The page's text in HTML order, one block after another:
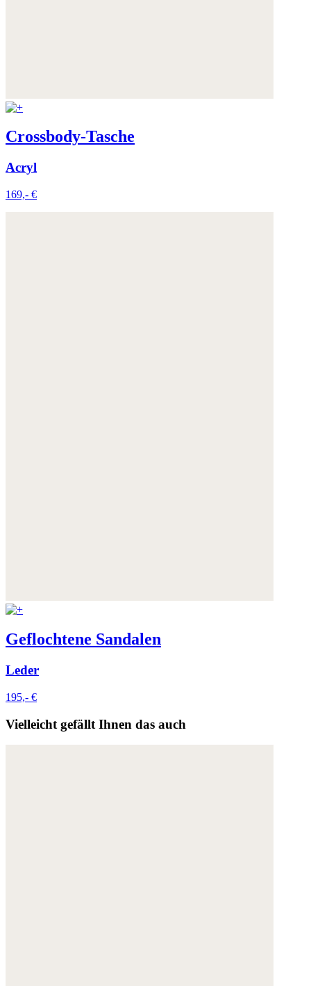
Crossbody-Tasche
Acryl
169,- €
Geflochtene Sandalen
Leder
195,- €
Vielleicht gefällt Ihnen das auch